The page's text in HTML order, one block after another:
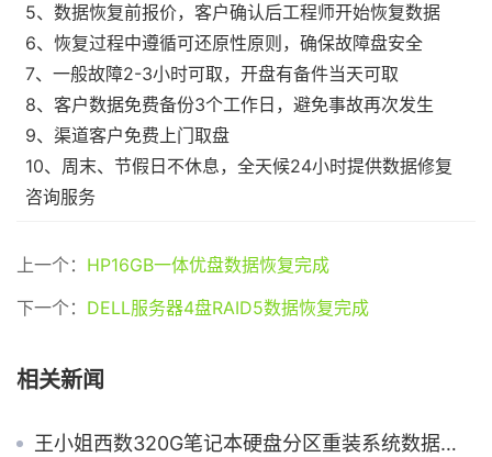
5、数据恢复前报价，客户确认后工程师开始恢复数据
6、恢复过程中遵循可还原性原则，确保故障盘安全
7、一般故障2-3小时可取，开盘有备件当天可取
8、客户数据免费备份3个工作日，避免事故再次发生
9、渠道客户免费上门取盘
10、周末、节假日不休息，全天候24小时提供数据修复
咨询服务
上一个： HP16GB一体优盘数据恢复完成
下一个： DELL服务器4盘RAID5数据恢复完成
相关新闻
王小姐西数320G笔记本硬盘分区重装系统数据丢失